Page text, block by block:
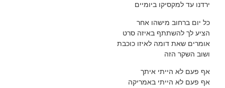
ירדנו עד למקסיקו ביומיים
כל יום ברחוב מישהו אחר
הציע לך להשתתף באיזה סרט
אומרים שאת דומה לאיזו כוכבת
ושוב השקר הזה
אף פעם לא הייתי איתך
אף פעם לא הייתי באמריקה